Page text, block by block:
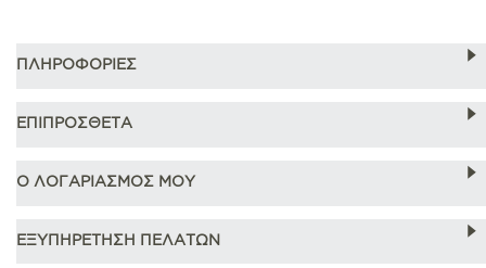
ΠΛΗΡΟΦΟΡΙΕΣ
ΕΠΙΠΡΟΣΘΕΤΑ
Ο ΛΟΓΑΡΙΑΣΜΟΣ ΜΟΥ
ΕΞΥΠΗΡΕΤΗΣΗ ΠΕΛΑΤΩΝ